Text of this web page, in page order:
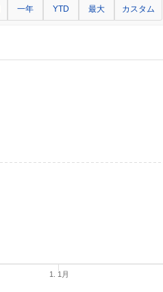
一年 YTD 最大 カスタム
1. 1月